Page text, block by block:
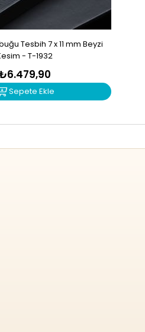
Tesbih 7 x 11 mm Beyzi
- T-1932
Sepete Ekle